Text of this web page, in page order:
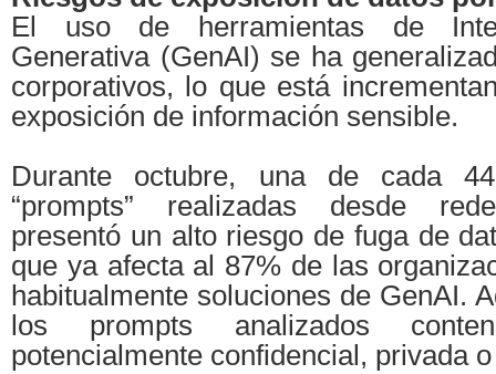
El uso de herramientas de
Generativa (GenAI) se ha
corporativos, lo que está
exposición de información sensible.
Durante octubre, una de cada
“prompts” realizadas desde
presentó un alto riesgo de fuga de
que ya afecta al 87% de las
habitualmente soluciones de GenAI.
los prompts analizados
potencialmente confidencial, privada